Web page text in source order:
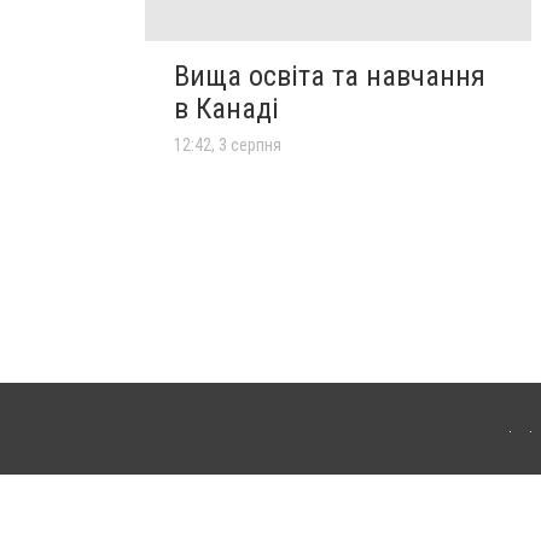
Вища освіта та навчання
в Канаді
12:42, 3 серпня